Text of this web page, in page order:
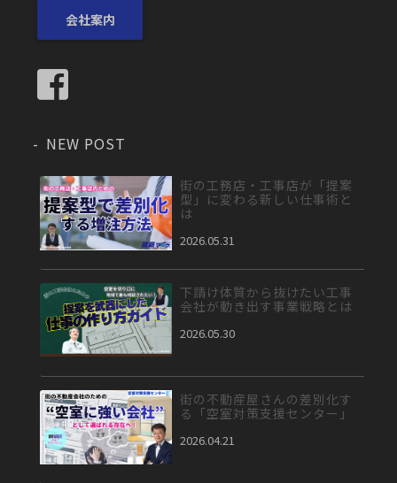
会社案内
NEW POST
街の工務店・工事店が「提案
型」に変わる新しい仕事術と
は
2026.05.31
下請け体質から抜けたい工事
会社が動き出す事業戦略とは
2026.05.30
街の不動産屋さんの差別化す
る「空室対策支援センター」
2026.04.21